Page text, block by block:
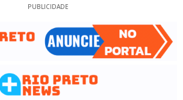
PUBLICIDADE